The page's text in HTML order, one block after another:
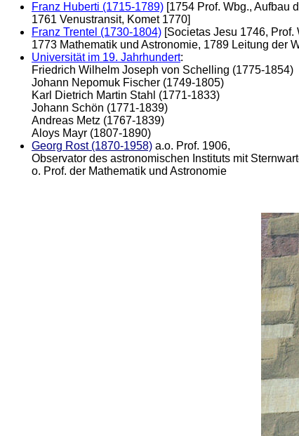
Franz Huberti (1715-1789) [1754 Prof. Wbg., Aufbau
1761 Venustransit, Komet 1770]
Franz Trentel (1730-1804) [Societas Jesu 1746, Prof.
1773 Mathematik und Astronomie, 1789 Leitung der
Universität im 19. Jahrhundert:
Friedrich Wilhelm Joseph von Schelling (1775-1854)
Johann Nepomuk Fischer (1749-1805)
Karl Dietrich Martin Stahl (1771-1833)
Johann Schön (1771-1839)
Andreas Metz (1767-1839)
Aloys Mayr (1807-1890)
Georg Rost (1870-1958) a.o. Prof. 1906,
Observator des astronomischen Instituts mit
o. Prof. der Mathematik und Astronomie